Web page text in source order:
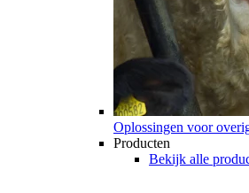
Oplossingen voor
Producten
Bekijk alle